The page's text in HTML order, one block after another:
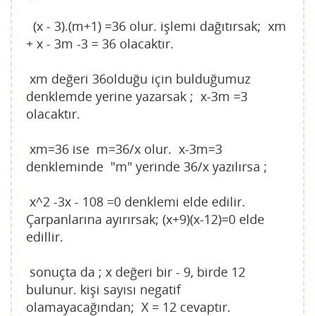
(x - 3).(m+1) =36 olur. işlemi dağıtırsak; xm
+ x - 3m -3 = 36 olacaktır.
xm değeri 36olduğu için bulduğumuz
denklemde yerine yazarsak ; x-3m =3
olacaktır.
xm=36 ise m=36/x olur. x-3m=3
denkleminde "m" yerinde 36/x yazılırsa ;
x^2 -3x - 108 =0 denklemi elde edilir.
Çarpanlarına ayırırsak; (x+9)(x-12)=0 elde
edillir.
sonuçta da ; x değeri bir - 9, birde 12
bulunur. kişi sayısı negatif
olamayacağından; X = 12 cevaptır.